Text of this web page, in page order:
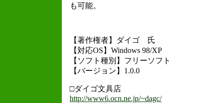
も可能。
【著作権者】ダイゴ 氏
【対応OS】Windows 98/XP
【ソフト種別】フリーソフト
【バージョン】1.0.0
□ダイゴ文具店
http://www6.ocn.ne.jp/~dagc/